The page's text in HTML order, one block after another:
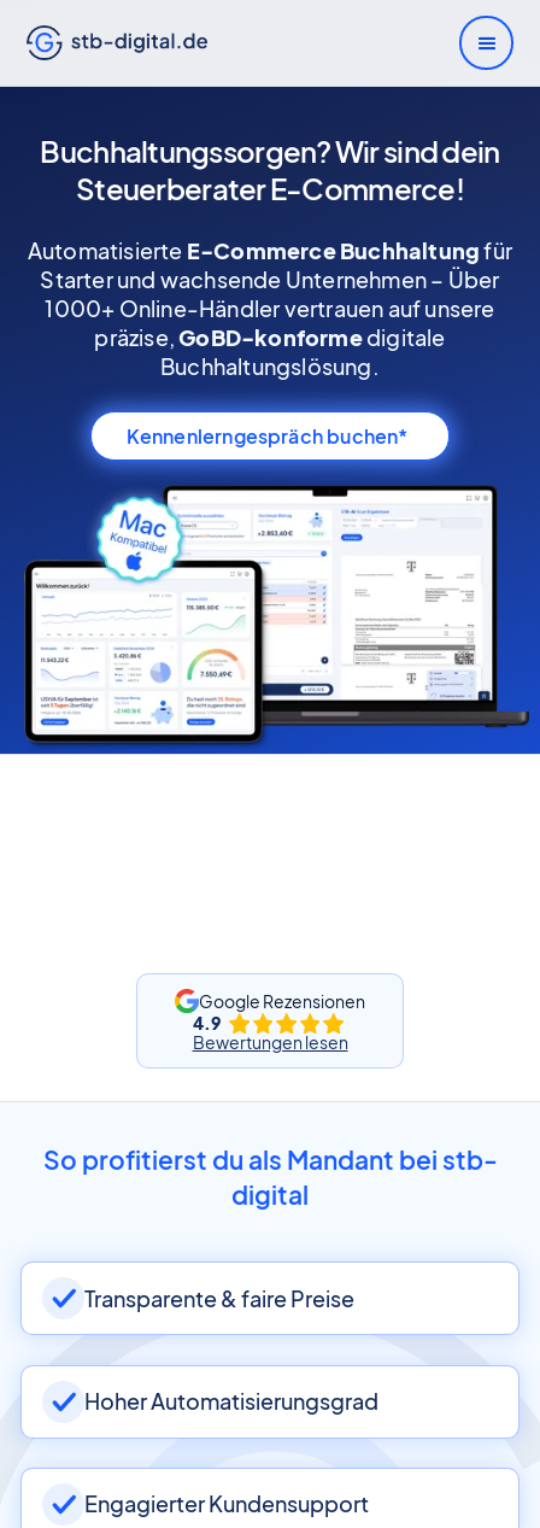
Buchhaltungssorgen? Wir sind dein
SteuerberaterE-Commerce!
Automatisierte E-Commerce Buchhaltungfür
Starter und wachsende Unternehmen – Über
1000+ Online-Händler vertrauen auf unsere
präzise,GoBD-konformedigitale
Buchhaltungslösung.
Kennenlerngespräch buchen*
Google Rezensionen
4.9
Bewertungen lesen
So profitierst du als Mandant bei stb-
digital
Transparente & faire Preise
Hoher Automatisierungsgrad
Engagierter Kundensupport